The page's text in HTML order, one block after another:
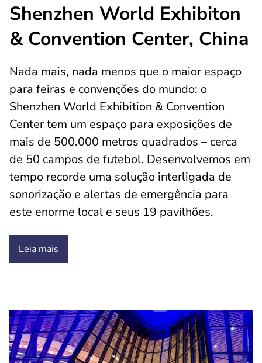
Shenzhen World Exhibiton
& Convention Center, China
Nada mais, nada menos que o maior espaço
para feiras e convenções do mundo: o
Shenzhen World Exhibition & Convention
Center tem um espaço para exposições de
mais de 500.000 metros quadrados – cerca
de 50 campos de futebol. Desenvolvemos em
tempo recorde uma solução interligada de
sonorização e alertas de emergência para
este enorme local e seus 19 pavilhões.
Leia mais